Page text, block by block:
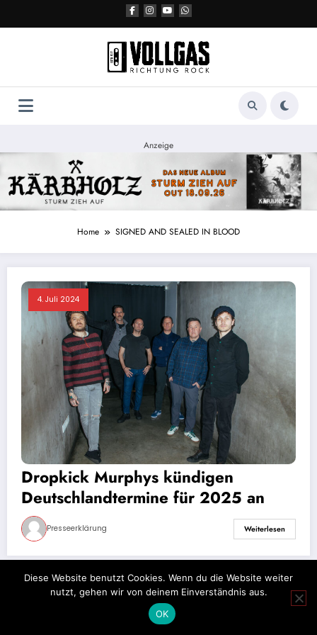
Anzeige
Home SIGNED AND SEALED IN BLOOD
4. Juli 2024
Dropkick Murphys kündigen
Deutschlandtermine für 2025 an
Presseerklärung Weiterlesen
Impressum Datenschutz
Diese Website benutzt Cookies. Wenn du die Website weiter
nutzt, gehen wir von deinem Einverständnis aus.
OK